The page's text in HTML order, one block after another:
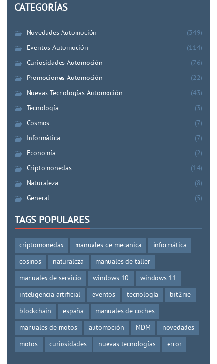
CATEGORÍAS
Novedades Automoción
(349)
Eventos Automoción
(114)
Curiosidades Automoción
(76)
Promociones Automoción
(22)
Nuevas Tecnologías Automoción
(43)
Tecnología
(3)
Cosmos
(7)
Informática
(7)
Economía
(2)
Criptomonedas
(14)
Naturaleza
(8)
General
(5)
TAGS POPULARES
criptomonedas manuales de mecanica
informática
cosmos
naturaleza
manuales de taller
manuales de servicio
windows 10
windows 11
inteligencia artificial
eventos tecnología
bit2me
blockchain
españa
manuales de coches
manuales de motos
automoción MDM
novedades
motos
curiosidades nuevas tecnologías error